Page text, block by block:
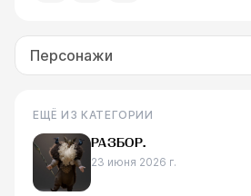
Персонажи
ЕЩЁ ИЗ КАТЕГОРИИ
РАЗБОР.
23 июня 2026 г.